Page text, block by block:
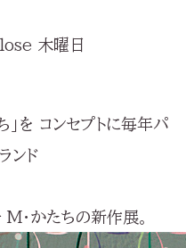
木曜日
」を コンセプトに毎年パ
ンド
・かたちの新作展。